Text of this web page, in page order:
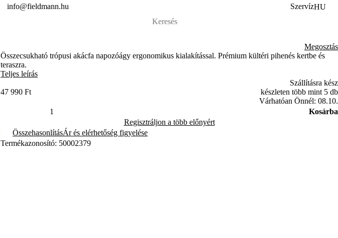
info@fieldmann.hu SzervízHU
Megosztás
Összecsukható trópusi akácfa napozóágy ergonomikus kialakítással. Prémium kültéri pihenés kertbe és
teraszra.
Teljes leírás
47 990 Ft
Szállításra kész
készleten több mint 5 db
Várhatóan Önnél: 08.10.
Kosárba
Regisztráljon a több előnyért
ÖsszehasonlításÁr és elérhetőség figyelése
Termékazonosító: 50002379